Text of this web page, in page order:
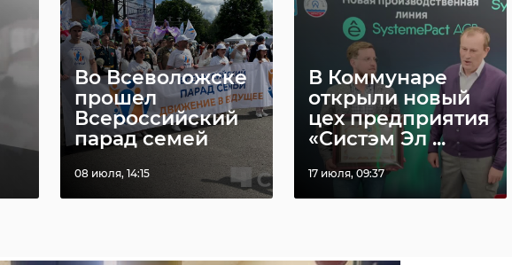
Во Всеволожске
прошел
Всероссийский
парад семей
08 июля, 14:15
В Коммунаре
открыли новый
цех предприятия
«Систэм Эл ...
17 июля, 09:37